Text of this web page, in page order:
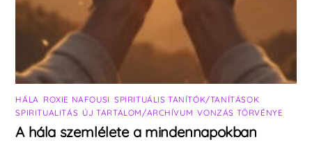
HÁLA ROXIE NAFOUSI SPIRITUÁLIS TANÍTÓK/TANÍTÁSOK
SPIRITUALITÁS ÚJ TARTALOM/ARCHÍVUM ,VONZÁS TÖRVÉNYE
A hála szemlélete a mindennapokban